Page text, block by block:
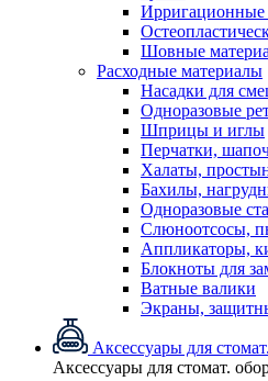
Ирригационные
Шовные
Расходные материалы
Насадки для
Одноразовые
Шприцы и иглы
Перчатки,
Халаты,
Бахилы,
Одноразовые
Слюноотсосы,
Аппликаторы,
Блокноты для
Ватные валики
Экраны,
Аксессуары для
Аксессуары для стомат.